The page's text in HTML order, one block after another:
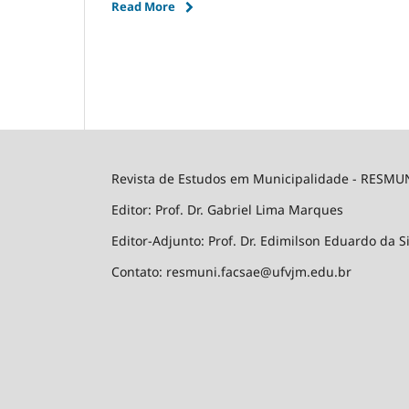
Read More
Revista de Estudos em Municipalidade -
Editor: Prof. Dr. Gabriel Lima Marques
Editor-Adjunto: Prof. Dr. Edimilson Eduardo da
Contato: resmuni.facsae@ufvjm.edu.br